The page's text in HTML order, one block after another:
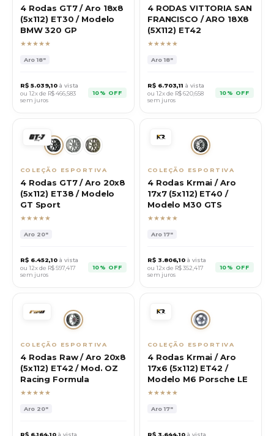
4 Rodas GT7 / Aro 18x8
(5x112) ET30 / Modelo
BMW 320 GP
★★★★★
Aro18"
R$ 5.039,10 à vista
ou 12x de R$466,583
sem juros
10% OFF
4 RODAS VITTORIA SAN
FRANCISCO / ARO 18X8
(5X112) ET42
★★★★★
Aro18"
R$ 6.703,11 à vista
ou 12x de R$620,658
sem juros
10% OFF
COLEÇÃO ESPORTIVA
4 Rodas GT7 / Aro 20x8
(5x112) ET38 / Modelo
GT Sport
★★★★★
Aro 20"
R$ 6.452,10 à vista
ou 12x de R$597,417
sem juros
10% OFF
COLEÇÃO ESPORTIVA
4 Rodas Krmai / Aro
17x7 (5x112) ET40 /
Modelo M30 GTS
★★★★★
Aro17"
R$ 3.806,10 à vista
ou 12x de R$352,417
sem juros
10% OFF
COLEÇÃO ESPORTIVA
4 Rodas Raw / Aro 20x8
(5x112) ET42 / Mod. OZ
Racing Formula
★★★★★
Aro 20"
R$ 6.164,10 à vista
COLEÇÃO ESPORTIVA
4 Rodas Krmai / Aro
17x6 (5x112) ET42 /
Modelo M6 Porsche LE
★★★★★
Aro17"
R$ 3.644,10 à vista